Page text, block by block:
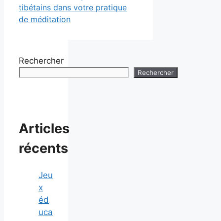
tibétains dans votre pratique
de méditation
Rechercher
Rechercher
Articles
récents
Jeu
x
éd
uca